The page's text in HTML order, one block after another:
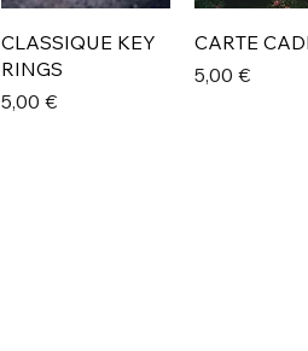
CLASSIQUE KEY
RINGS
Prix
5,00 €
CARTE
Prix
5,00 €